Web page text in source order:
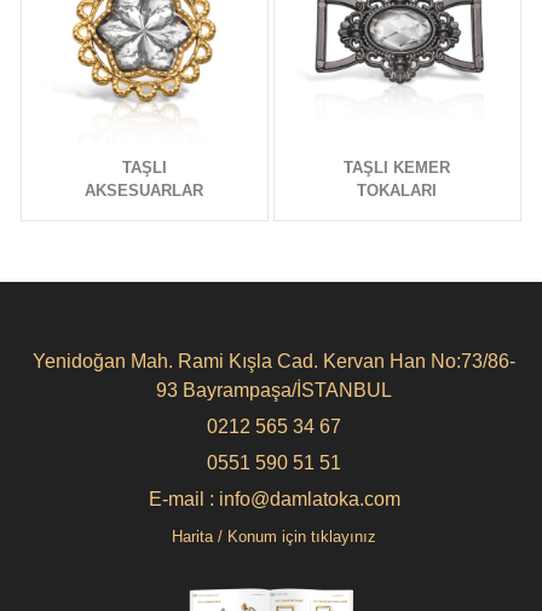
TAŞLI
AKSESUARLAR
TAŞLI KEMER
TOKALARI
Yenidoğan Mah. Rami Kışla Cad. Kervan Han No:73/86-
93 Bayrampaşa/İSTANBUL
0212 565 34 67
0551 590 51 51
E-mail : info@damlatoka.com
Harita / Konum için tıklayınız